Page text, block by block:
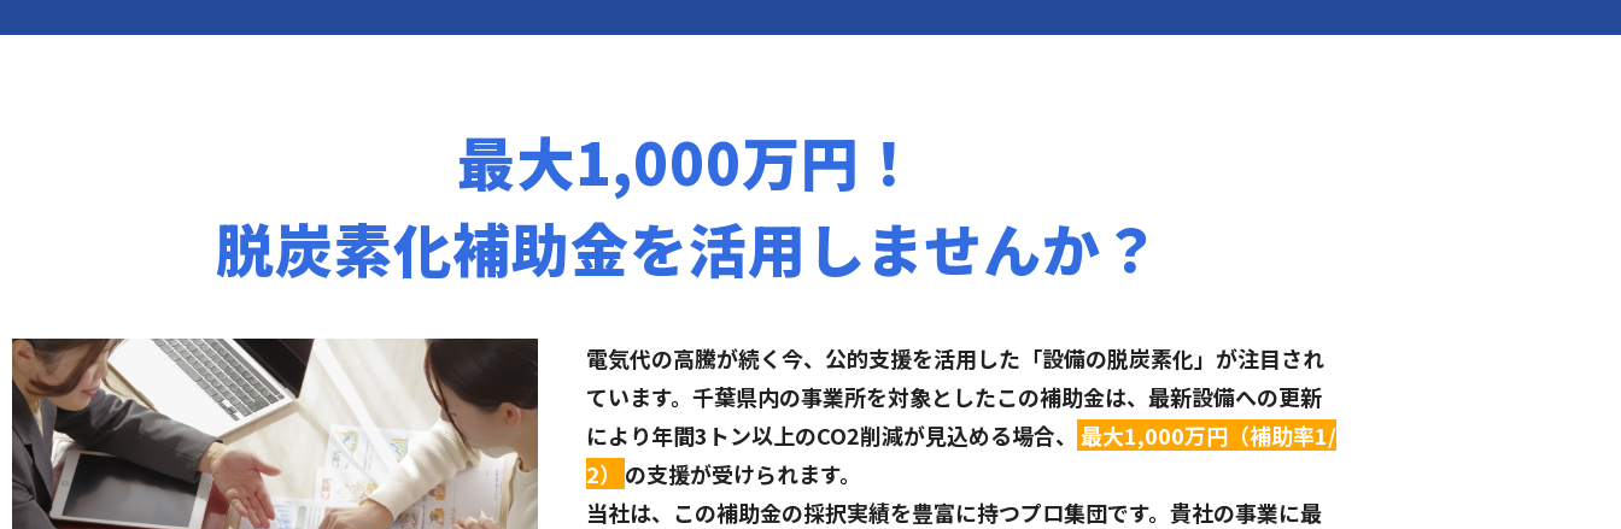
最大1,000万円！
脱炭素化補助金を活用しませんか？
電気代の高騰が続く今、公的支援を活用した「設備の脱炭素化」が注目され
ています。千葉県内の事業所を対象としたこの補助金は、最新設備への更新
により年間3トン以上のCO2削減が見込める場合、 最大1,000万円（補助率1/
2）
の支援が受けられます。
当社は、この補助金の採択実績を豊富に持つプロ集団です。貴社の事業に最